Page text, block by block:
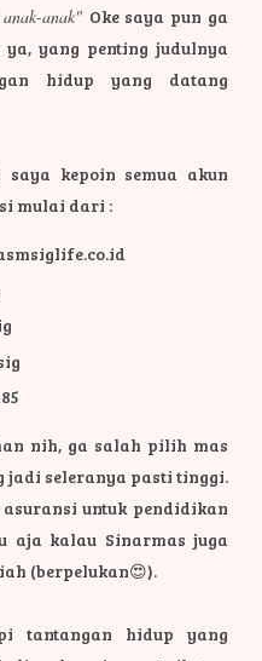
anak" Oke saya pun ga
yang penting judulnya
hidup yang datang
saya kepoin semua akun
mulai dari :
nih, ga salah pilih mas
jadi seleranya pasti tinggi.
untuk pendidikan
aja kalau Sinarmas juga
(berpelukan😍).
tantangan hidup yang